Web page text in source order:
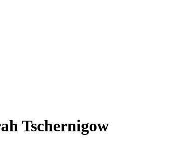
Tschernigow